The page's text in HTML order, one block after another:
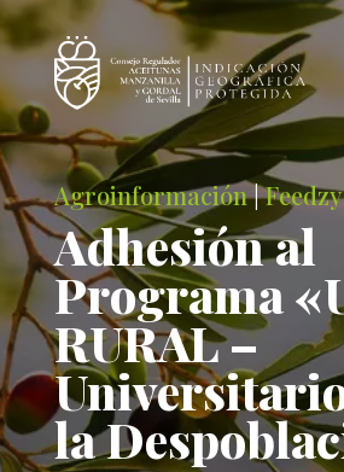
Agroinformación|Feedzy
Adhesión al
Programa
RURAL –
la